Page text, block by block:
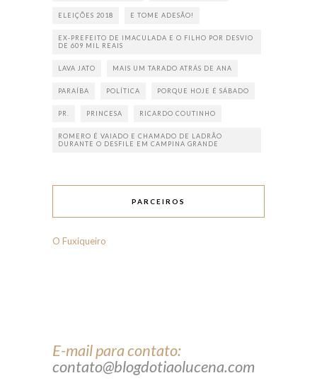
ELEIÇÕES 2018 E TOME ADESÃO!
EX-PREFEITO DE IMACULADA E O FILHO POR DESVIO
DE 609 MIL REAIS
LAVA JATO MAIS UM TARADO ATRÁS DE ANA
PARAÍBA POLÍTICA PORQUE HOJE É SÁBADO
PR. PRINCESA RICARDO COUTINHO
ROMERO É VAIADO E CHAMADO DE LADRÃO
DURANTE O DESFILE EM CAMPINA GRANDE
PARCEIROS
O Fuxiqueiro
E-mail para contato:
contato@blogdotiaolucena.com